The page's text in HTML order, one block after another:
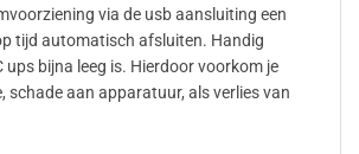
via de usb aansluiting een
tijd automatisch afsluiten. Handig
ups bijna leeg is. Hierdoor voorkom je
schade aan apparatuur, als verlies van